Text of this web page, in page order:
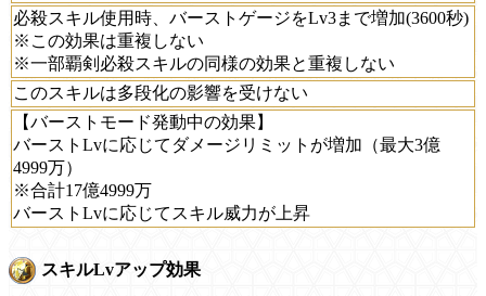
必殺スキル使用時、バーストゲージをLv3まで増加(3600秒)
※この効果は重複しない
※一部覇剣必殺スキルの同様の効果と重複しない
このスキルは多段化の影響を受けない
【バーストモード発動中の効果】
バーストLvに応じてダメージリミットが増加（最大3億
4999万）
※合計17億4999万
バーストLvに応じてスキル威力が上昇
スキルLvアップ効果